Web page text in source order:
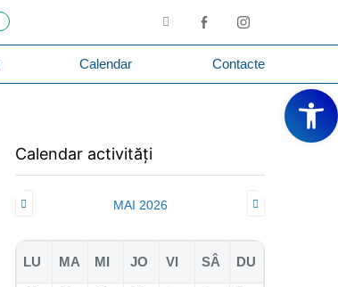
Calendar Contacte
Calendar activități
MAI 2026
LU MA MI JO VI SÂ DU
Deschide